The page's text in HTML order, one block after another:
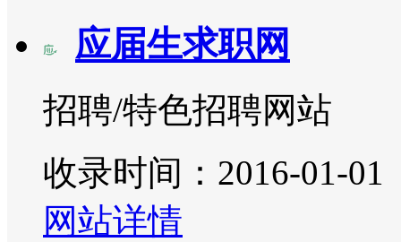
应届生求职网
招聘/特色招聘网站
收录时间：2016-01-01
网站详情